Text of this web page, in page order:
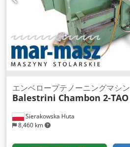
Sierakowska Huta
8,460 km
エンベロープテノーニングマシン
Balestrini Chambon 2-TAO